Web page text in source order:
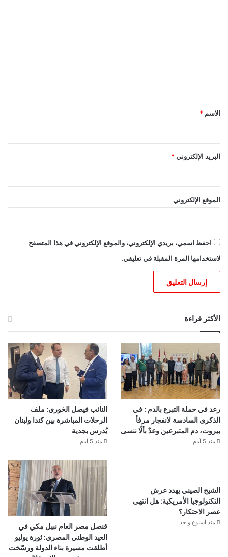
*
الاسم *
البريد الإلكتروني *
الموقع الإلكتروني
احفظ اسمي، بريدي الإلكتروني، والموقع الإلكتروني في هذا المتصفح
لاستخدامها المرة المقبلة في تعليقي.
الأكثر قراءة
رعد في حملة التبرع بالدم : في
الذكرى السادسة لانفجار مرفأ
بيروت، دم المتبرعين وعدٌ بألّا ننسى
منذ 5 أيام
النائب فيصل الخوري: ملف
الرحلات المباشرة بين كندا ولبنان
يُدرس بجدية
منذ 5 أيام
الشبح الصيني يهدد عرش
التكنولوجيا الأمريكية: هل انتهى
عصر الاحتكار؟
منذ أسبوع واحد
قنصل مصر العام نبيل مكي في
العيد الوطني المصري: ثورة يوليو
أطلقت مسيرة بناء الدولة ورسّخت